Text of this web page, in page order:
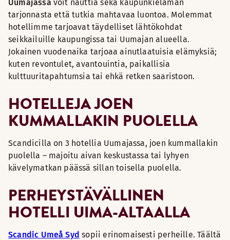
Uumajassa voit nauttia sekä kaupunkielämän
tarjonnasta että tutkia mahtavaa luontoa. Molemmat
hotellimme tarjoavat täydelliset lähtökohdat
seikkailuille kaupungissa tai Uumajan alueella.
Jokainen vuodenaika tarjoaa ainutlaatuisia elämyksiä;
kuten revontulet, avantouintia, paikallisia
kulttuuritapahtumsia tai ehkä retken saaristoon.
HOTELLEJA JOEN
KUMMALLAKIN PUOLELLA
Scandicilla on 3 hotellia Uumajassa, joen kummallakin
puolella – majoitu aivan keskustassa tai lyhyen
kävelymatkan päässä sillan toisella puolella.
PERHEYSTÄVÄLLINEN
HOTELLI UIMA-ALTAALLA
Scandic Umeå Syd sopii erinomaisesti perheille. Täältä